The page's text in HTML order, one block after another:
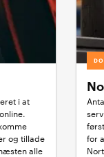
i at
og tillade
alle
for